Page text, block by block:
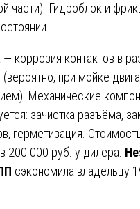
части). Гидроблок и
— коррозия контактов в
при мойке
Механические
зачистка разъёма,
герметизация.
200 000 руб. у дилера.
сэкономила владельцу